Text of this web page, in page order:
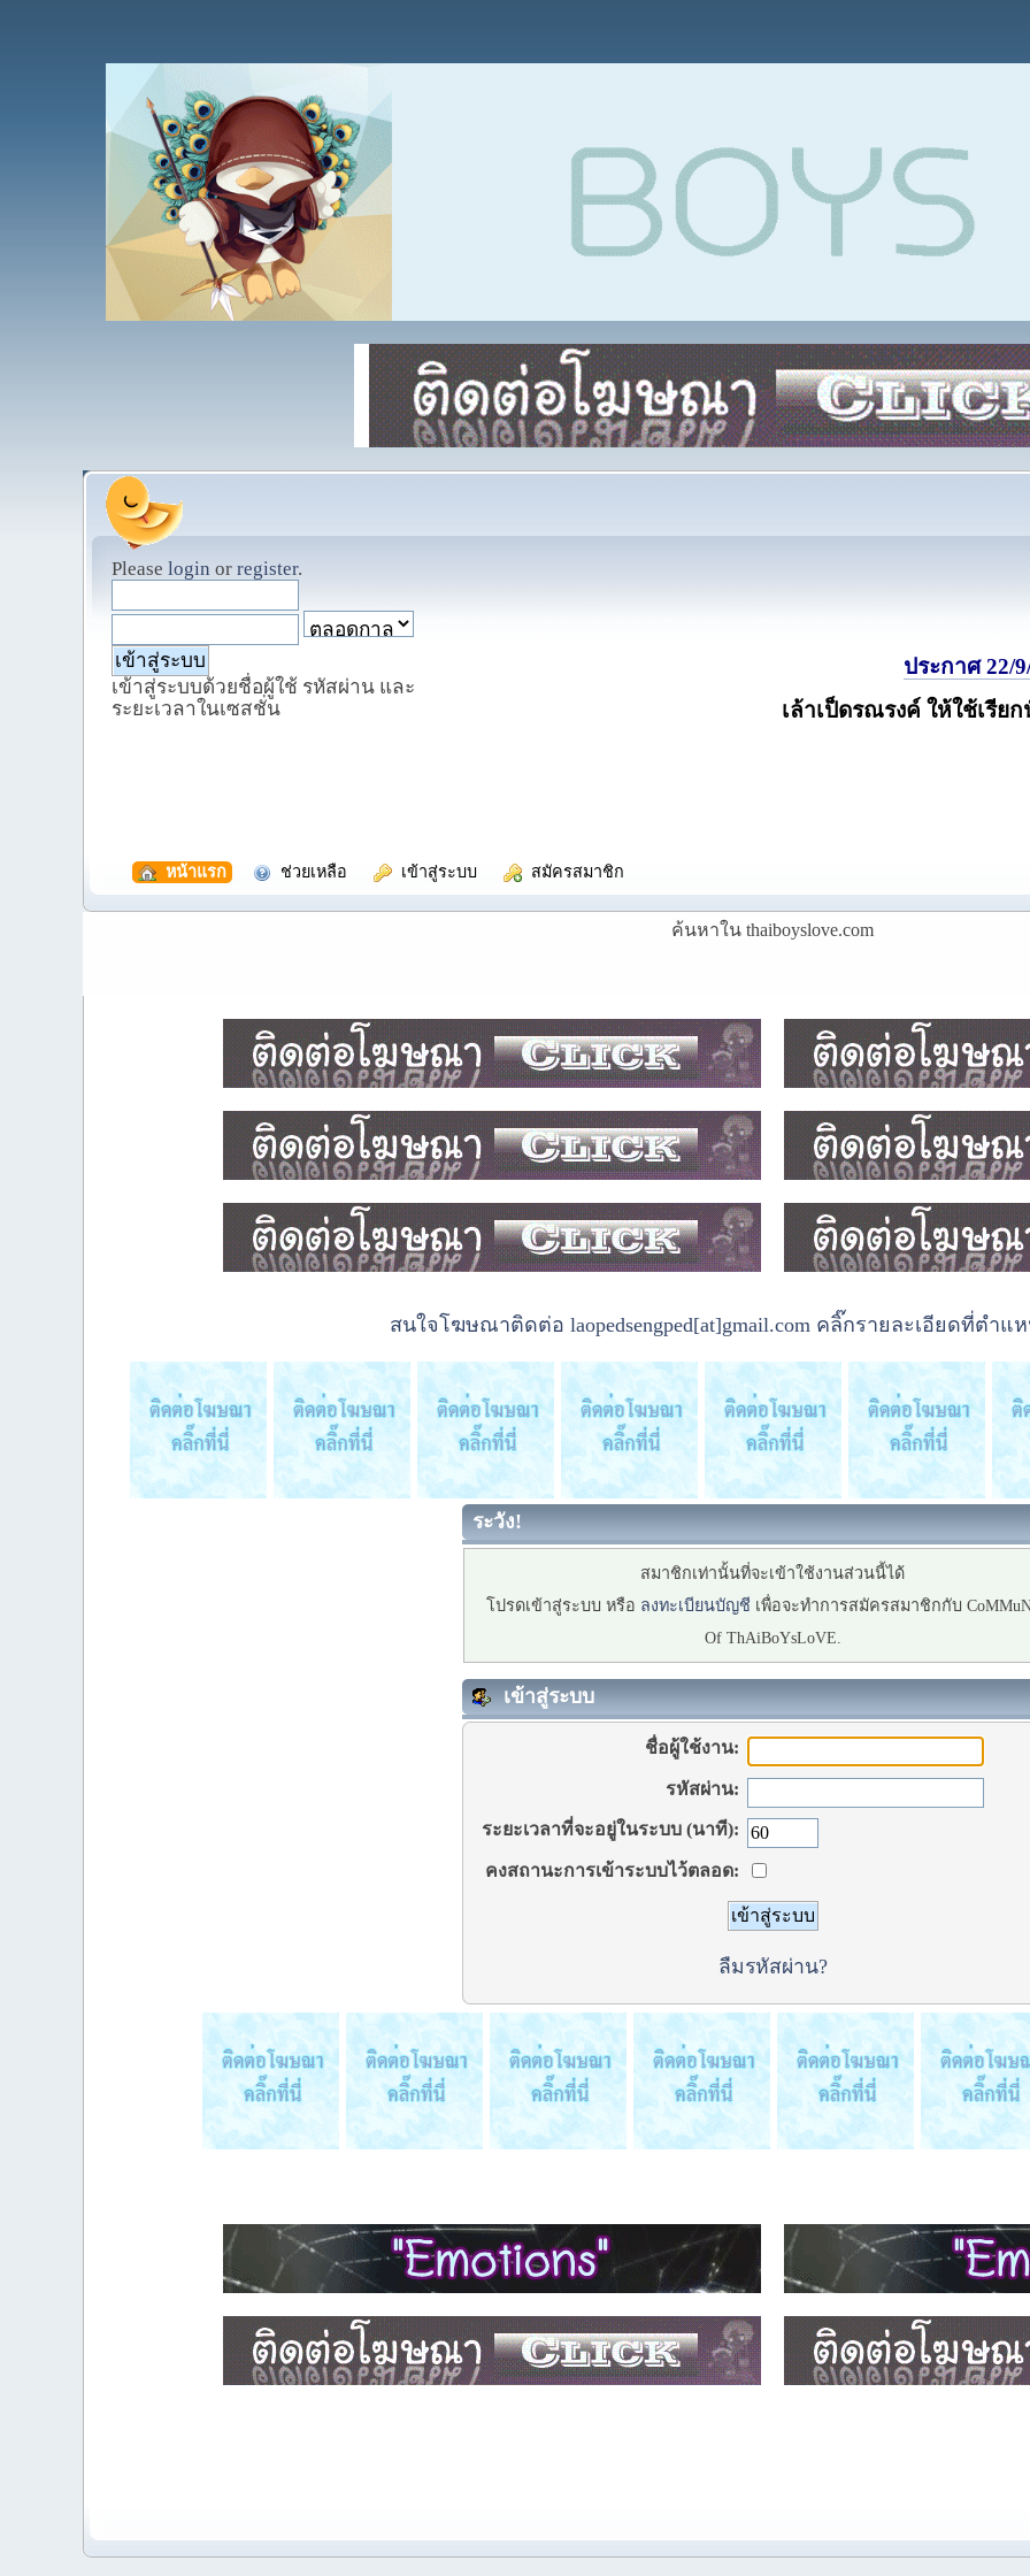
Please login or register.
เข้าสู่ระบบด้วยชื่อผู้ใช้ รหัสผ่าน และ
ระยะเวลาในเซสชั่น
ประกาศ 22/
เล้าเป็ดรณรงค์ ให้ใช้เรีย
หน้าแรก ช่วยเหลือ เข้าสู่ระบบ สมัครสมาชิก
ค้นหาใน thaiboyslove.com
สนใจโฆษณาติดต่อ laopedsengped[at]gmail.com คลิ๊กรายละเอียดที่ตำแ
ระวัง!
สมาชิกเท่านั้นที่จะเข้าใช้งานส่วนนี้ได้
โปรดเข้าสู่ระบบ หรือ ลงทะเบียนบัญชี เพื่อจะทำการสมัครสมาชิกกับ
Of ThAiBoYsLoVE.
เข้าสู่ระบบ
ชื่อผู้ใช้งาน:
รหัสผ่าน:
ระยะเวลาที่จะอยู่ในระบบ (นาที):
คงสถานะการเข้าระบบไว้ตลอด:
ลืมรหัสผ่าน?